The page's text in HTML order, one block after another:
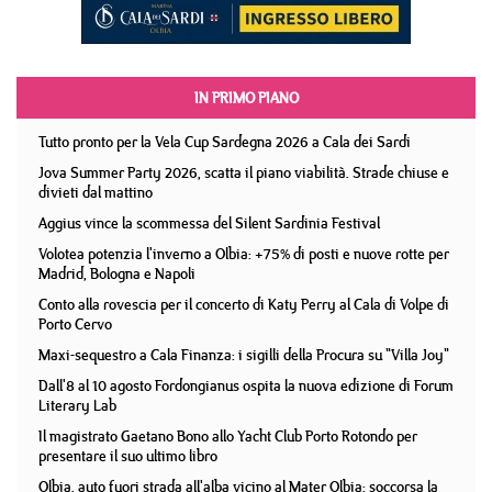
IN PRIMO PIANO
Tutto pronto per la Vela Cup Sardegna 2026 a Cala dei Sardi
Jova Summer Party 2026, scatta il piano viabilità. Strade chiuse e
divieti dal mattino
Aggius vince la scommessa del Silent Sardinia Festival
Volotea potenzia l'inverno a Olbia: +75% di posti e nuove rotte per
Madrid, Bologna e Napoli
Conto alla rovescia per il concerto di Katy Perry al Cala di Volpe di
Porto Cervo
Maxi-sequestro a Cala Finanza: i sigilli della Procura su "Villa Joy"
Dall'8 al 10 agosto Fordongianus ospita la nuova edizione di Forum
Literary Lab
Il magistrato Gaetano Bono allo Yacht Club Porto Rotondo per
presentare il suo ultimo libro
Olbia, auto fuori strada all'alba vicino al Mater Olbia: soccorsa la